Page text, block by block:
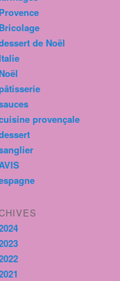
Provence
Bricolage
de Noël
provençale